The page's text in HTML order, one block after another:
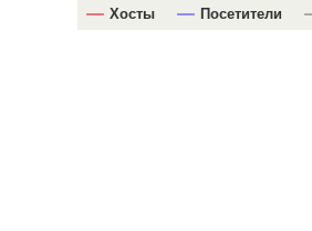
Хосты Посетители